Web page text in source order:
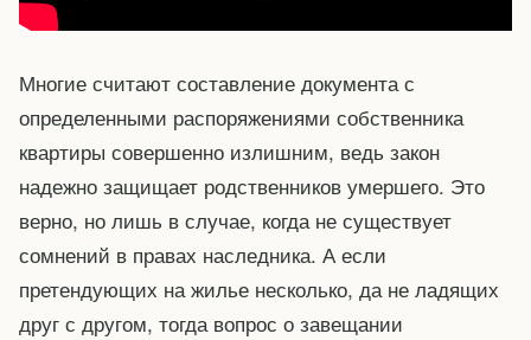
Многие считают составление документа с
определенными распоряжениями собственника
квартиры совершенно излишним, ведь закон
надежно защищает родственников умершего. Это
верно, но лишь в случае, когда не существует
сомнений в правах наследника. А если
претендующих на жилье несколько, да не ладящих
друг с другом, тогда вопрос о завещании